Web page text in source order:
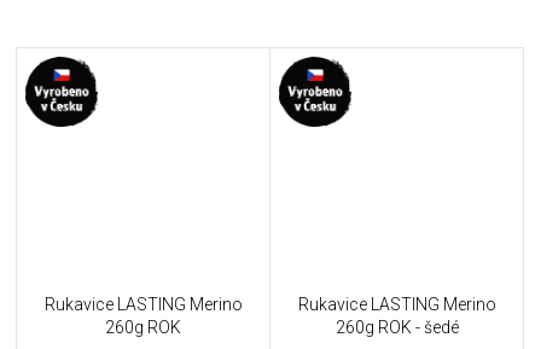
Rukavice LASTING Merino
260g ROK
Rukavice LASTING Merino
260g ROK - šedé